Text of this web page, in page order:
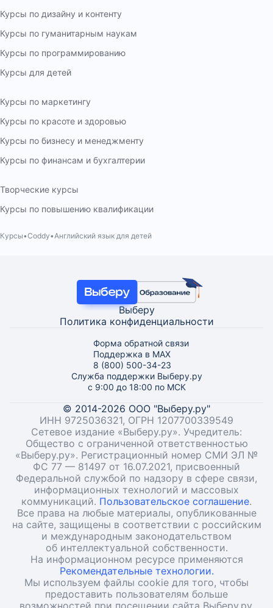
Курсы по дизайну и контенту
Курсы по гуманитарным наукам
Курсы по программированию
Курсы для детей
Курсы по маркетингу
Курсы по красоте и здоровью
Курсы по бизнесу и менеджменту
Курсы по финансам и бухгалтерии
Творческие курсы
Курсы по повышению квалификации
Курсы Coddy Английский язык для детей
Выберу
Политика конфиденциальности
Форма обратной связи
Поддержка в MAX
8 (800) 500-34-23
Служба поддержки Выберу.ру
с 9:00 до 18:00 по МСК
© 2014-2026 ООО "Выберу.ру"
ИНН 9725036321, ОГРН 1207700339549
Сетевое издание «Выберу.ру». Учредитель:
Общество с ограниченной ответственностью
«Выберу.ру». Регистрационный номер СМИ ЭЛ №
ФС 77 — 81497 от 16.07.2021, присвоенный
Федеральной службой по надзору в сфере связи,
информационных технологий и массовых
коммуникаций. Пользовательское соглашение.
Все права на любые материалы, опубликованные
на сайте, защищены в соответствии с российским
и международным законодательством
об интеллектуальной собственности.
На информационном ресурсе применяются
Рекомендательные технологии.
Мы используем файлы cookie для того, чтобы
предоставить пользователям больше
возможностей при посещении сайта Выберу.ру.